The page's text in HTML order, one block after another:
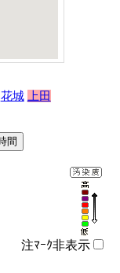
花城 上田
注ﾏｰｸ非表示